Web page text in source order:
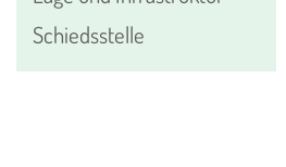
Schiedsstelle